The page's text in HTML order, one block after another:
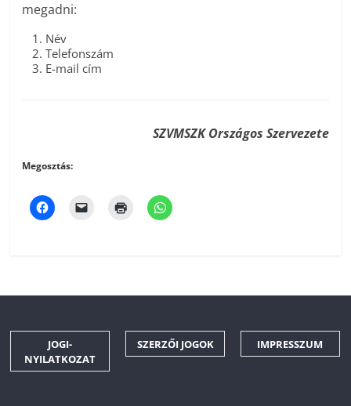
megadni:
Név
Telefonszám
E-mail cím
SZVMSZK Országos Szervezete
Megosztás:
JOGI-
NYILATKOZAT
SZERZŐI JOGOK IMPRESSZUM